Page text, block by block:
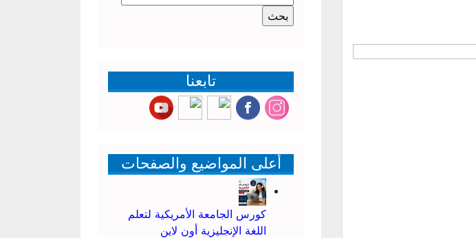
عن:
تابعنا
أعلى المواضيع والصفحات
كورس الجامعة الأمريكية لتعلم
اللغة الإنجليزية أون لاين